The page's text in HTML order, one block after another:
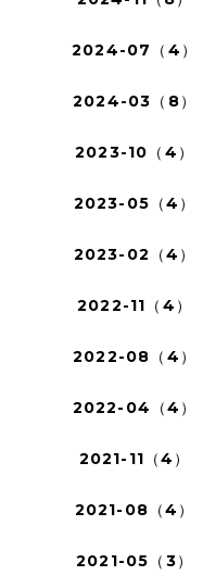
2024-07（4）
2024-03（8）
2023-10（4）
2023-05（4）
2023-02（4）
2022-11（4）
2022-08（4）
2022-04（4）
2021-11（4）
2021-08（4）
2021-05（3）